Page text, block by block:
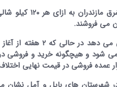
می فروشند.
نشان می دهد در
شود و هیچگونه خرید و فروشی
عمده فروشی در قیمت نهایی
تصاویر /
امام(ره)در ساری